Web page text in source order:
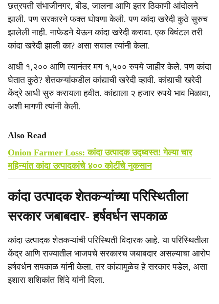
छत्रपती संभाजीनगर, बीड, जालना आणि इतर ठिकाणी आंदोलने
झाली. पण सरकारने फक्त घोषणा केली. पण कांदा खरेदी कुठे सुरुच
झालेली नाही. नाफेडने येऊन कांदा खरेदी करावा. एक क्विंटल तरी
कांदा खरेदी झाली का? असा सवाल त्यांनी केला.
आधी १,२०० आणि त्यानंतर मग १,५०० रुपये जाहीर केले. पण कांदा
घेतात कुठे? शेतकऱ्यांकडील कांद्याची खरेदी व्हावी. कांद्याची खरेदी
केंद्रे आधी सुरु करायला हवीत. कांद्याला २ हजार रुपये भाव मिळावा,
अशी मागणी त्यांनी केली.
Also Read
Onion Farmer Loss: कांदा उत्पादक उद्ध्वस्त! गेल्या चार
महिन्यांत कांदा उत्पादकांचे ४०० कोटींचे नुकसान
कांदा उत्पादक शेतकऱ्यांच्या परिस्थितीला
सरकार जबाबदार- हर्षवर्धन सपकाळ
कांदा उत्पादक शेतकऱ्यांची परिस्थिती विदारक आहे. या परिस्थितीला
केंद्र आणि राज्यातील भाजपचे सरकारच जबाबदार असल्याचा आरोप
हर्षवर्धन सपकाळ यांनी केला. तर कांद्यामुळेच हे सरकार पडेल, असा
इशारा शशिकांत शिंदे यांनी दिला.